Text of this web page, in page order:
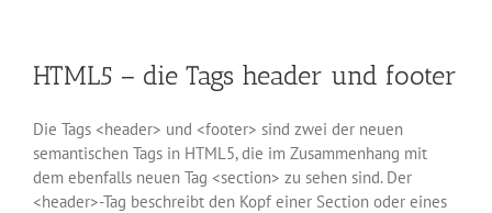
nicht
HTML5 – die Tags header und footer
Die Tags <header> und <footer> sind zwei der neuen
semantischen Tags in HTML5, die im Zusammenhang mit
dem ebenfalls neuen Tag <section> zu sehen sind. Der
<header>-Tag beschreibt den Kopf einer Section oder eines